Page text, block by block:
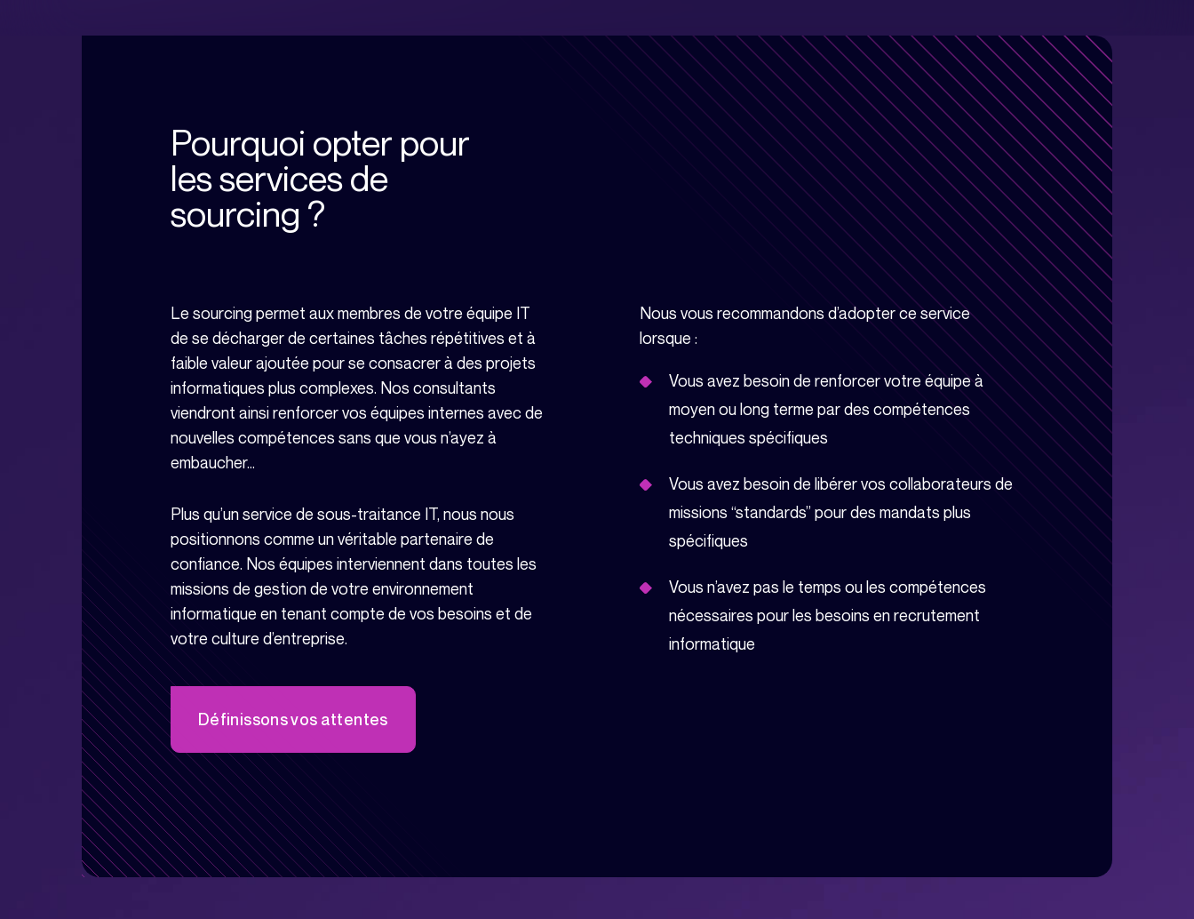
Pourquoi opter pour
les services de
sourcing ?
Le sourcing permet aux membres de votre équipe IT
de se décharger de certaines tâches répétitives et à
faible valeur ajoutée pour se consacrer à des projets
informatiques plus complexes. Nos consultants
viendront ainsi renforcer vos équipes internes avec de
nouvelles compétences sans que vous n’ayez à
embaucher…
Plus qu’un service de sous-traitance IT, nous nous
positionnons comme un véritable partenaire de
confiance. Nos équipes interviennent dans toutes les
missions de gestion de votre environnement
informatique en tenant compte de vos besoins et de
votre culture d’entreprise.
Définissons vos attentes
Nous vous recommandons d’adopter ce service
lorsque :
Vous avez besoin de renforcer votre équipe à
moyen ou long terme par des compétences
techniques spécifiques
Vous avez besoin de libérer vos collaborateurs de
missions “standards” pour des mandats plus
spécifiques
Vous n’avez pas le temps ou les compétences
nécessaires pour les besoins en recrutement
informatique